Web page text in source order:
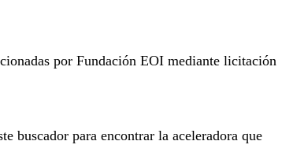
por Fundación EOI mediante licitación
buscador para encontrar la aceleradora que